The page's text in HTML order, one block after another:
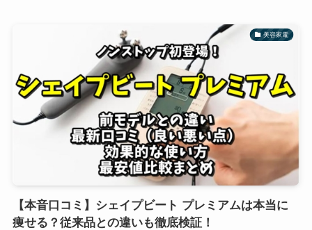
美容家電
【本音口コミ】シェイプビート プレミアムは本当に
痩せる？従来品との違いも徹底検証！